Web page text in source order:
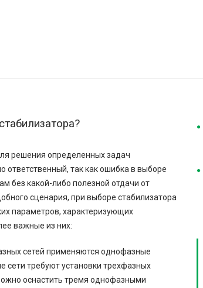
решения определенных задач
ответственный, так как ошибка в выборе
без какой-либо полезной отдачи от
сценария, при выборе стабилизатора
параметров, характеризующих
важные из них:
сетей применяются однофазные
сети требуют установки трехфазных
оснастить тремя однофазными